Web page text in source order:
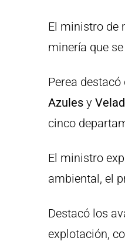
El ministro de
minería que
Perea
Azules y
cinco
El ministro
ambiental, el
Destacó los
explotación,